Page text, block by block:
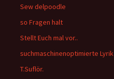
Sew delpoodle
so Fragen halt
Stellt Euch mal vor..
suchmaschinenoptimierte Lyrik
T.Suflör.